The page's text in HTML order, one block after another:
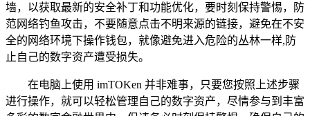
墙，以获取最新的安全补丁和功能优化，要时刻保持警惕，防
范网络钓鱼攻击，不要随意点击不明来源的链接，避免在不安
全的网络环境下操作钱包，就像避免进入危险的丛林一样,防
止自己的数字资产遭受损失。
在电脑上使用 imTOKen 并非难事，只要您按照上述步骤
进行操作，就可以轻松管理自己的数字资产，尽情参与到丰富